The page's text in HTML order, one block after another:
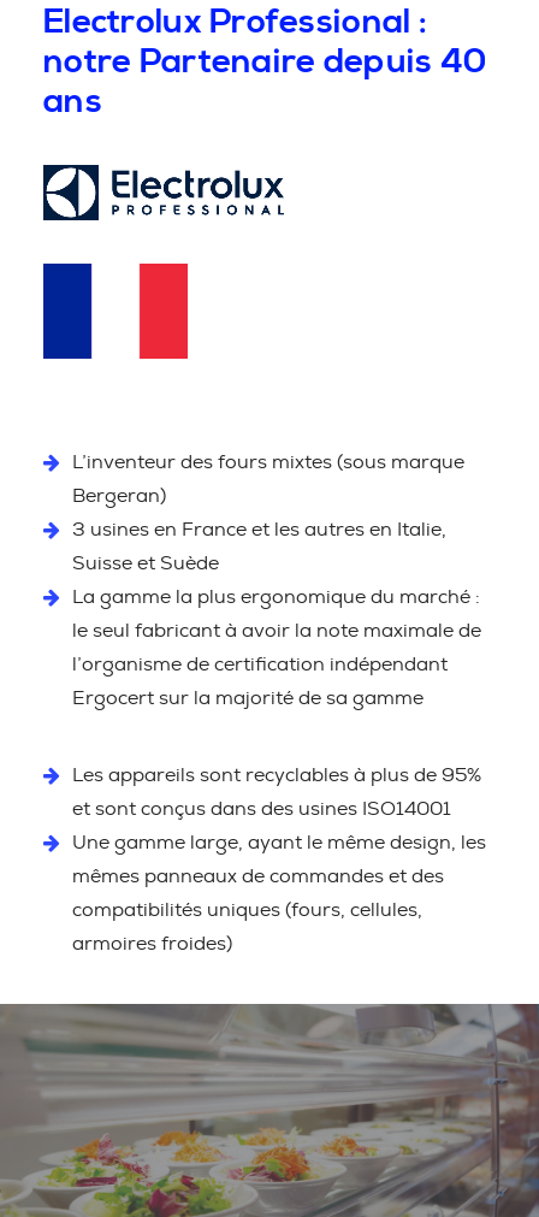
Electrolux Professional :
notre Partenaire depuis 40
ans
L’inventeur des fours mixtes (sous marque
Bergeran)
3 usines en France et les autres en Italie,
Suisse et Suède
La gamme la plus ergonomique du marché :
le seul fabricant à avoir la note maximale de
l’organisme de certification indépendant
Ergocert sur la majorité de sa gamme
Les appareils sont recyclables à plus de 95%
et sont conçus dans des usines ISO14001
Une gamme large, ayant le même design, les
mêmes panneaux de commandes et des
compatibilités uniques (fours, cellules,
armoires froides)